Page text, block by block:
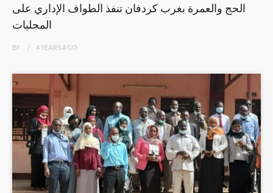
الحج والعمرة بغرب كردفان تنفذ الطواف الإداري على
المحليات
BY 4 YEARSAGO